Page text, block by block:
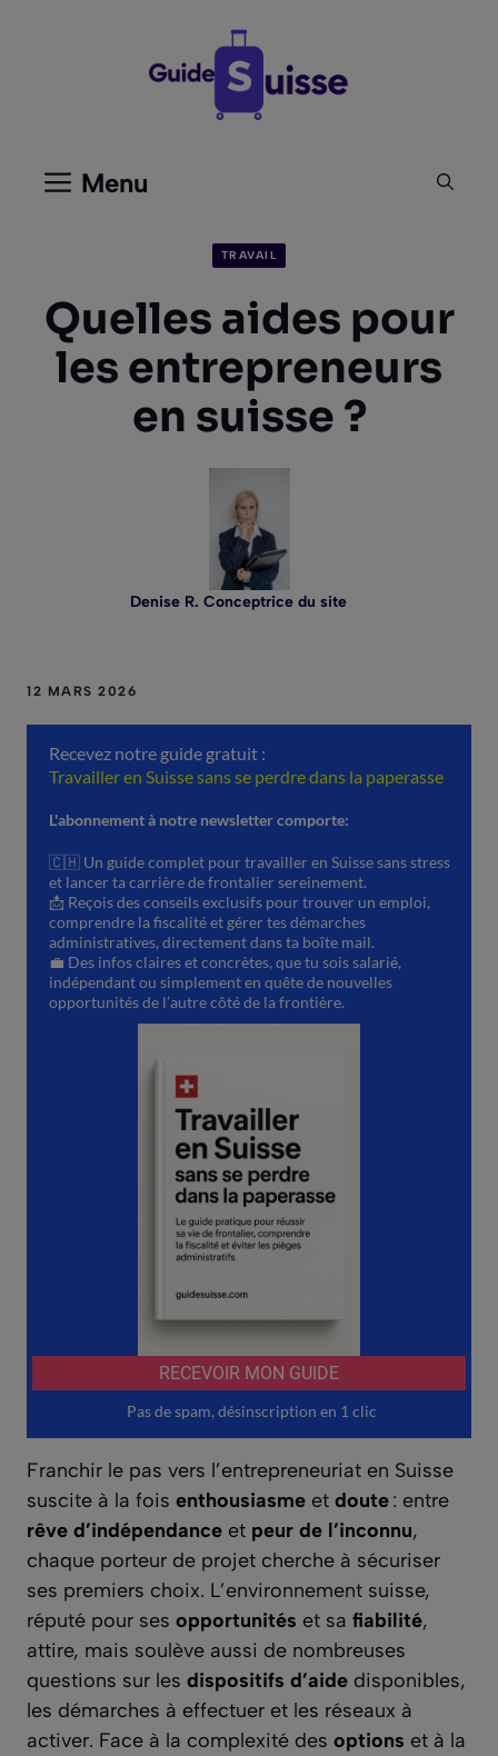
Menu
TRAVAIL
Quelles aides pour
les entrepreneurs
en suisse ?
Denise R. Conceptrice du site
12 MARS 2026
Franchir le pas vers l’entrepreneuriat en Suisse
suscite à la fois enthousiasme et doute: entre
rêve d’indépendance et peur de l’inconnu,
chaque porteur de projet cherche à sécuriser
ses premiers choix. L’environnement suisse,
réputé pour ses opportunités et sa fiabilité,
attire, mais soulève aussi de nombreuses
questions sur les dispositifs d’aide disponibles,
les démarches à effectuer et les réseaux à
activer. Face à la complexité des options et à la